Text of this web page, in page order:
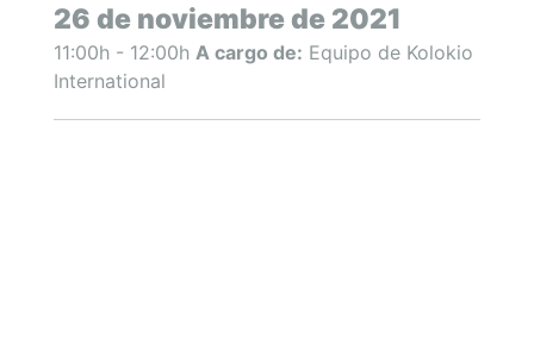
26 de noviembre de 2021
11:00h - 12:00h A cargo de: Equipo de Kolokio
International